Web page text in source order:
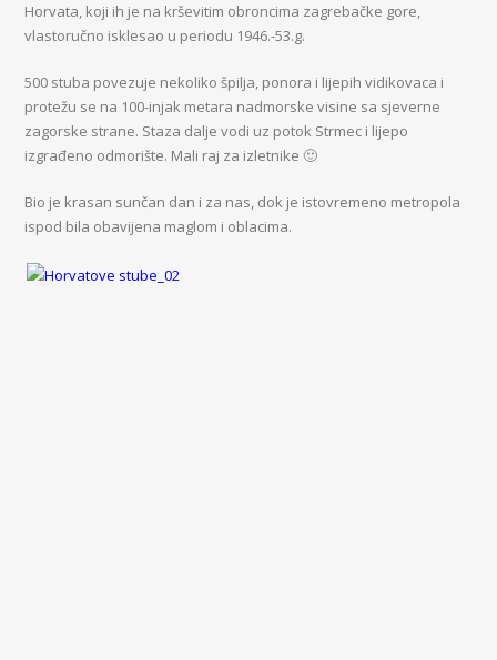
Horvata, koji ih je na krševitim obroncima zagrebačke gore,
vlastoručno isklesao u periodu 1946.-53.g.
500 stuba povezuje nekoliko špilja, ponora i lijepih vidikovaca i
protežu se na 100-injak metara nadmorske visine sa sjeverne
zagorske strane. Staza dalje vodi uz potok Strmec i lijepo
izgrađeno odmorište. Mali raj za izletnike 🙂
Bio je krasan sunčan dan i za nas, dok je istovremeno metropola
ispod bila obavijena maglom i oblacima.